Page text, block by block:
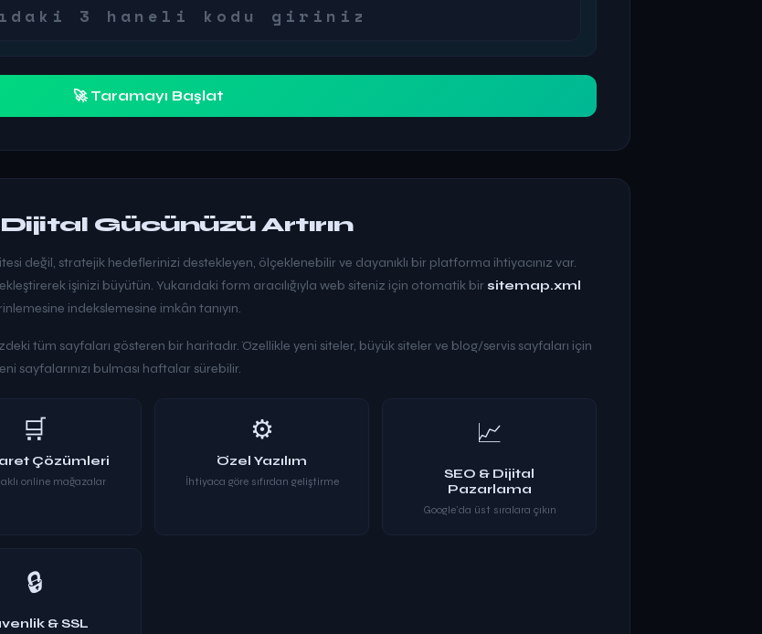
🚀 Taramayı Başlat
Gücünüzü Artırın
değil, stratejik hedeflerinizi destekleyen, ölçeklenebilir ve dayanıklı bir platforma ihtiyacınız var.
işinizi büyütün. Yukarıdaki form aracılığıyla web siteniz için otomatik bir sitemap.xml
indekslemesine imkân tanıyın.
tüm sayfaları gösteren bir haritadır. Özellikle yeni siteler, büyük siteler ve blog/servis sayfaları için
sayfalarınızı bulması haftalar sürebilir.
🛒
Çözümleri
online mağazalar
⚙️
Özel Yazılım
İhtiyaca göre sıfırdan geliştirme
📈
SEO & Dijital
Pazarlama
Google'da üst sıralara çıkın
🔒
& SSL